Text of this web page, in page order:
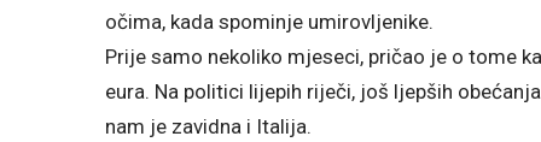
očima, kada spominje umirovljenike.
Prije samo nekoliko mjeseci, pričao je o tome
eura. Na politici lijepih riječi, još ljepših
nam je zavidna i Italija.